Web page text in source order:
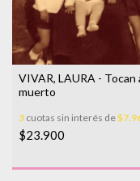
VIVAR, LAURA - Tocan
muerto
3 cuotas sin interés de
$23.900